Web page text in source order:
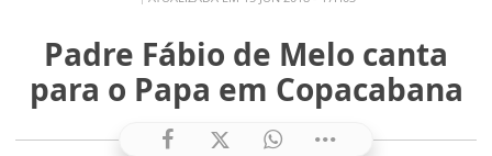
Padre Fábio de Melo canta
para o Papa em Copacabana